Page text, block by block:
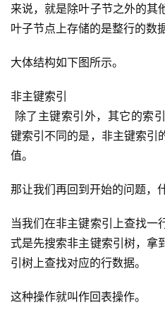
来说，就是除叶子节之外的其
叶子节点上存储的是整行的数据
大体结构如下图所示。
非主键索引
键索引不同的是，非主键索引
值。
那让我们再回到开始的问题，
当我们在非主键索引上查找一
式是先搜索非主键索引树，拿
引树上查找对应的行数据。
这种操作就叫作回表操作。